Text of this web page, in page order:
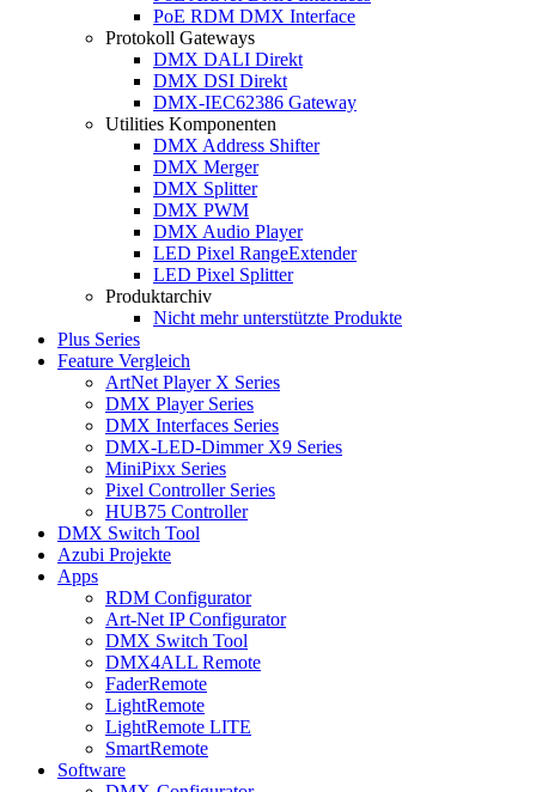
PoE RDM DMX Interface
Protokoll Gateways
DMX DALI Direkt
DMX DSI Direkt
DMX-IEC62386 Gateway
Utilities Komponenten
DMX Address Shifter
DMX Merger
DMX Splitter
DMX PWM
DMX Audio Player
LED Pixel RangeExtender
LED Pixel Splitter
Produktarchiv
Nicht mehr unterstützte Produkte
Plus Series
Feature Vergleich
ArtNet Player X Series
DMX Player Series
DMX Interfaces Series
DMX-LED-Dimmer X9 Series
MiniPixx Series
Pixel Controller Series
HUB75 Controller
DMX Switch Tool
Azubi Projekte
Apps
RDM Configurator
Art-Net IP Configurator
DMX Switch Tool
DMX4ALL Remote
FaderRemote
LightRemote
LightRemote LITE
SmartRemote
Software